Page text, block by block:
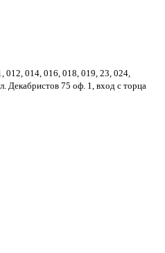
012, 014, 016, 018, 019, 23, 024,
Декабристов 75 оф. 1, вход с торца